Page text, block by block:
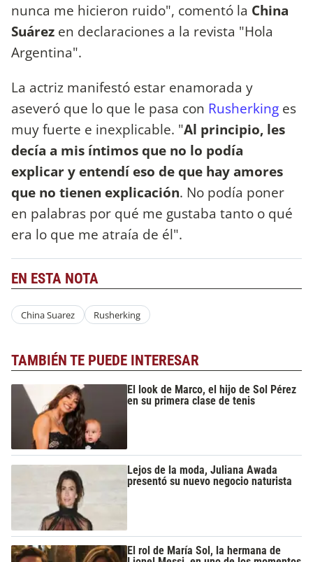
nunca me hicieron ruido", comentó la China
Suárez en declaraciones a la revista "Hola
Argentina".
La actriz manifestó estar enamorada y
aseveró que lo que le pasa con Rusherking es
muy fuerte e inexplicable. "Al principio, les
decía a mis íntimos que no lo podía
explicary entendí eso de que hay amores
que no tienen explicación. No podía poner
en palabras por qué me gustaba tanto o qué
era lo que me atraía de él".
EN ESTA NOTA
China Suarez Rusherking
TAMBIÉN TE PUEDE INTERESAR
El look de Marco, el hijo de Sol Pérez
en su primera clase de tenis
Lejos de la moda, Juliana Awada
presentó su nuevo negocio naturista
El rol de María Sol, la hermana de